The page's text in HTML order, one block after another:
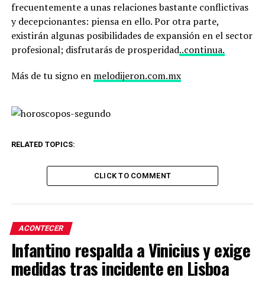
frecuentemente a unas relaciones bastante conflictivas
y decepcionantes: piensa en ello. Por otra parte,
existirán algunas posibilidades de expansión en el sector
profesional; disfrutarás de prosperidad..continua.
Más de tu signo en melodijeron.com.mx
RELATED TOPICS:
CLICK TO COMMENT
ACONTECER
Infantino respalda a Vinicius y exige
medidas tras incidente en Lisboa